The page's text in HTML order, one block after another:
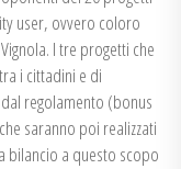
user, ovvero coloro
I tre progetti che
i cittadini e di
regolamento (bonus
saranno poi realizzati
bilancio a questo scopo